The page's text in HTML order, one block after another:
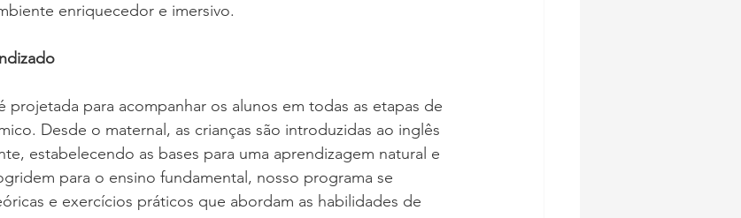
enriquecedor e imersivo.
projetada para acompanhar os alunos em todas as etapas de
Desde o maternal, as crianças são introduzidas ao inglês
estabelecendo as bases para uma aprendizagem natural e
para o ensino fundamental, nosso programa se
e exercícios práticos que abordam as habilidades de